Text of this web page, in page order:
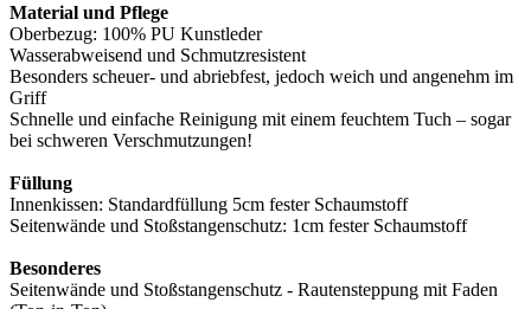
Material und Pflege
Oberbezug: 100% PU Kunstleder
Wasserabweisend und Schmutzresistent
Besonders scheuer- und abriebfest, jedoch weich und angenehm im
Griff
Schnelle und einfache Reinigung mit einem feuchtem Tuch – sogar
bei schweren Verschmutzungen!
Füllung
Innenkissen: Standardfüllung 5cm fester Schaumstoff
Seitenwände und Stoßstangenschutz: 1cm fester Schaumstoff
Besonderes
Seitenwände und Stoßstangenschutz - Rautensteppung mit Faden